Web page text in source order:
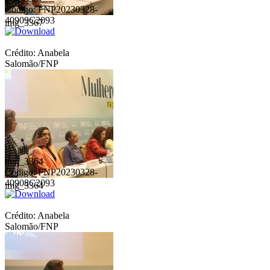
img_3367
Código: FNP20230328-
40909C2093
Crédito: Anabela
Salomão/FNP
img_3364
img_3364
Código: FNP20230328-
40908C2093
Crédito: Anabela
Salomão/FNP